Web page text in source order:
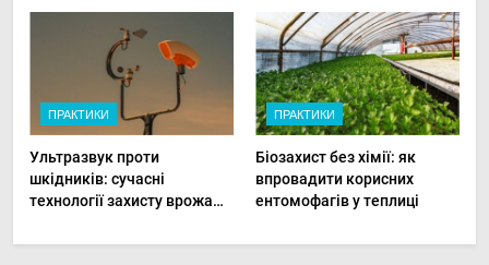
ПРАКТИКИ
Ультразвук проти
шкідників: сучасні
технології захисту врожаю
ПРАКТИКИ
Біозахист без хімії: як
впровадити корисних
ентомофагів у теплиці